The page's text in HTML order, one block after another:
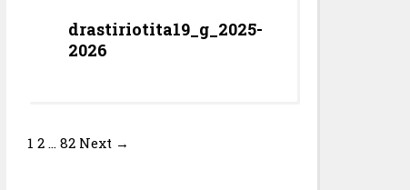
drastiriotita19_g_2025-
2026
1 2 … 82 Next →